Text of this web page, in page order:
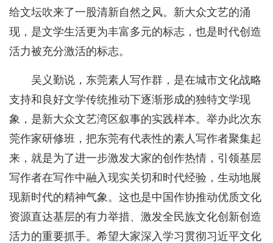
给文坛吹来了一股清新自然之风。新大众文艺的涌
现，是文学生活更为丰富多元的标志，也是时代创造
活力被充分激活的标志。
吴义勤说，东莞素人写作群，是在城市文化战略
支持和良好文学传统推动下逐渐形成的独特文学现
象，是新大众文艺湾区叙事的实践样本。举办此次东
莞作家研修班，把东莞有代表性的素人写作者聚集起
来，就是为了进一步激发大家的创作热情，引领基层
写作者在写作中融入现实关切和时代经验，生动地展
现新时代的精神气象。这也是中国作协推动优质文化
资源直达基层的有力举措、激发全民族文化创新创造
活力的重要抓手。希望大家深入学习贯彻习近平文化